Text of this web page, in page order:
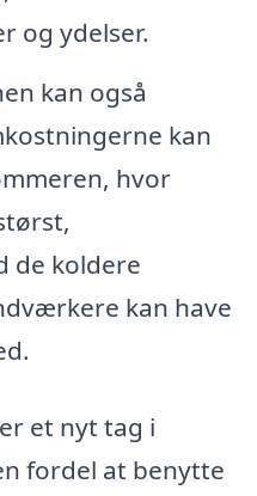
og ydelser.
kan også
kan
hvor
de koldere
kan have
et nyt tag i
fordel at benytte